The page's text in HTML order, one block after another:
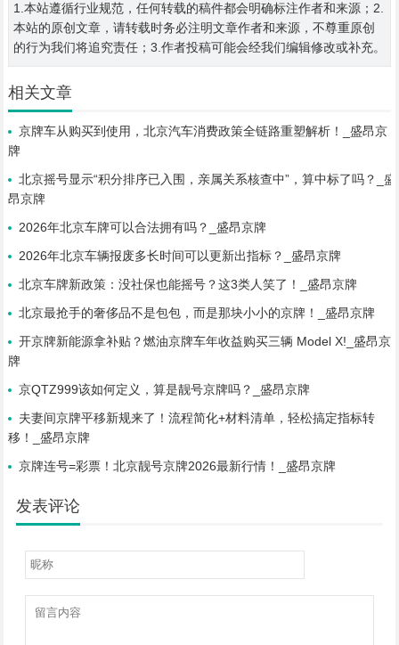
1.本站遵循行业规范，任何转载的稿件都会明确标注作者和来源；2.
本站的原创文章，请转载时务必注明文章作者和来源，不尊重原创
的行为我们将追究责任；3.作者投稿可能会经我们编辑修改或补充。
相关文章
京牌车从购买到使用，北京汽车消费政策全链路重塑解析！_盛昂京
牌
北京摇号显示“积分排序已入围，亲属关系核查中”，算中标了吗？_盛
昂京牌
2026年北京车牌可以合法拥有吗？_盛昂京牌
2026年北京车辆报废多长时间可以更新出指标？_盛昂京牌
北京车牌新政策：没社保也能摇号？这3类人笑了！_盛昂京牌
北京最抢手的奢侈品不是包包，而是那块小小的京牌！_盛昂京牌
开京牌新能源拿补贴？燃油京牌车年收益购买三辆 Model X!_盛昂京
牌
京QTZ999该如何定义，算是靓号京牌吗？_盛昂京牌
夫妻间京牌平移新规来了！流程简化+材料清单，轻松搞定指标转
移！_盛昂京牌
京牌连号=彩票！北京靓号京牌2026最新行情！_盛昂京牌
发表评论